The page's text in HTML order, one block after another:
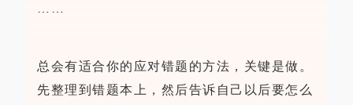
总会有适合你的应对错题的方法，关键是做。
先整理到错题本上，然后告诉自己以后要怎么